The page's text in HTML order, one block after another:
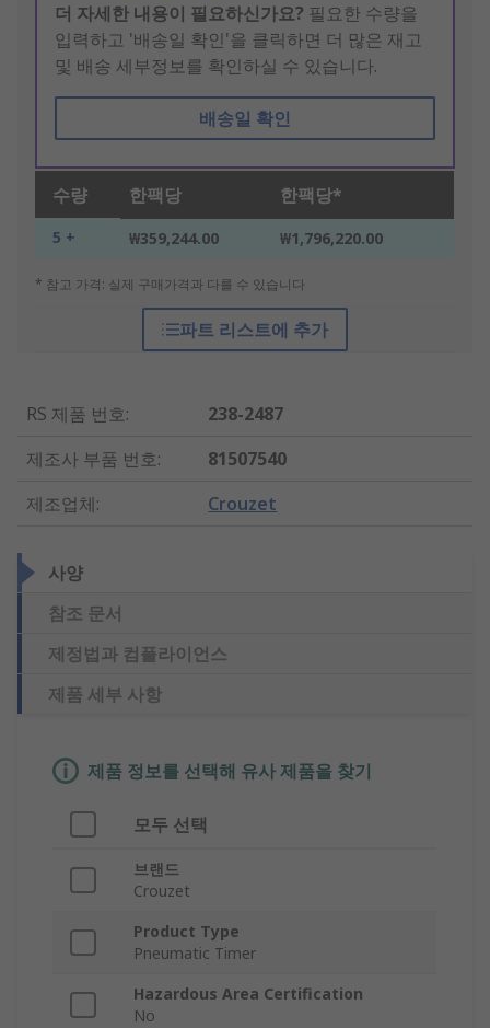
더 자세한 내용이 필요하신가요? 필요한 수량을
입력하고 '배송일 확인'을 클릭하면 더 많은 재고
및 배송 세부정보를 확인하실 수 있습니다.
배송일 확인
수량 한팩당 한팩당*
5 + ₩359,244.00 ₩1,796,220.00
* 참고 가격: 실제 구매가격과 다를 수 있습니다
파트 리스트에 추가
RS 제품 번호:
238-2487
제조사 부품 번호:
81507540
제조업체: Crouzet
사양
참조 문서
제정법과 컴플라이언스
제품 세부 사항
제품 정보를 선택해 유사 제품을 찾기
모두 선택
브랜드
Crouzet
Product Type
Pneumatic Timer
Hazardous Area Certification
No